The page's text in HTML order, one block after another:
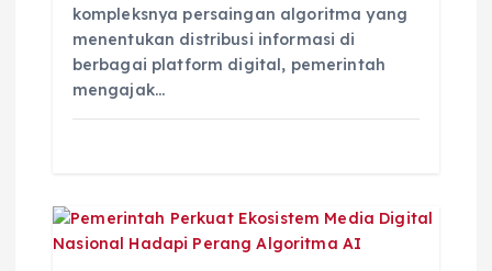
kompleksnya persaingan algoritma yang
menentukan distribusi informasi di
berbagai platform digital, pemerintah
mengajak…